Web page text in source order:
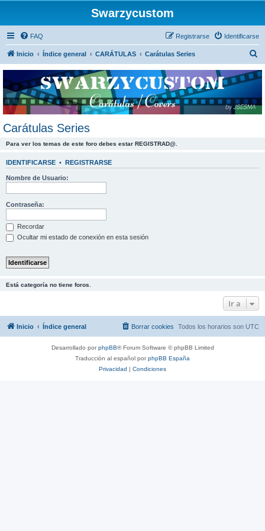
Swarzycustom
FAQ Identificarse
Registrarse
Inicio Índice general CARÁTULAS Carátulas Series
c
Carátulas Series
Para ver los temas de este foro debes estar REGISTRAD@.
IDENTIFICARSE • REGISTRARSE
Nombre de Usuario:
Contraseña:
Recordar
Ocultar mi estado de conexión en esta sesión
Está categoría no tiene foros.
Ir a
Inicio Índice general Todos los horarios son UTC
Borrar cookies
Desarrollado porphpBB® Forum Software © phpBB Limited
Traducción al español porphpBB España
Privacidad | Condiciones